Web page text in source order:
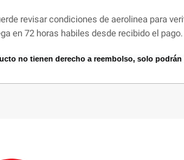
revisar condiciones de aerolinea para
en 72 horas habiles desde recibido el pago.
no tienen derecho a reembolso, solo